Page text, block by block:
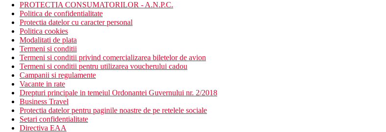
PROTECTIA CONSUMATORILOR - A.N.P.C.
Politica de confidentialitate
Protectia datelor cu caracter personal
Politica cookies
Modalitati de plata
Termeni si conditii
Termeni si conditii privind comercializarea biletelor de avion
Termeni si conditii pentru utilizarea voucherului cadou
Campanii si regulamente
Vacante in rate
Drepturi principale in temeiul Ordonantei Guvernului nr. 2/2018
Business Travel
Protectia datelor pentru paginile noastre de pe retelele sociale
Setari confidentialitate
Directiva EAA